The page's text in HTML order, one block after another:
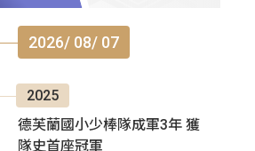
2026/ 08/ 07
2025
德芙蘭國小少棒隊成軍3年 獲
隊史首座冠軍